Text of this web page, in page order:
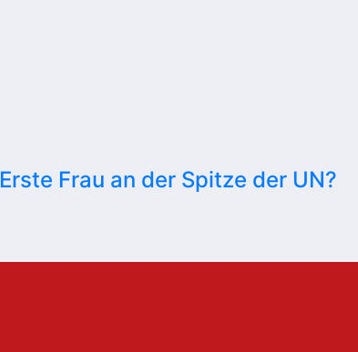
Erste Frau an der Spitze der UN?